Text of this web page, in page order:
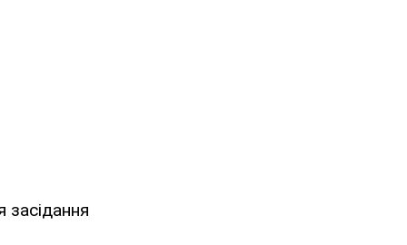
засідання